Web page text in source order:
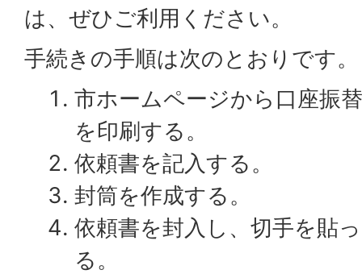
は、ぜひご利用ください。
手続きの手順は次のとおりです。
市ホームページから口座振
を印刷する。
依頼書を記入する。
封筒を作成する。
依頼書を封入し、切手を貼
る。